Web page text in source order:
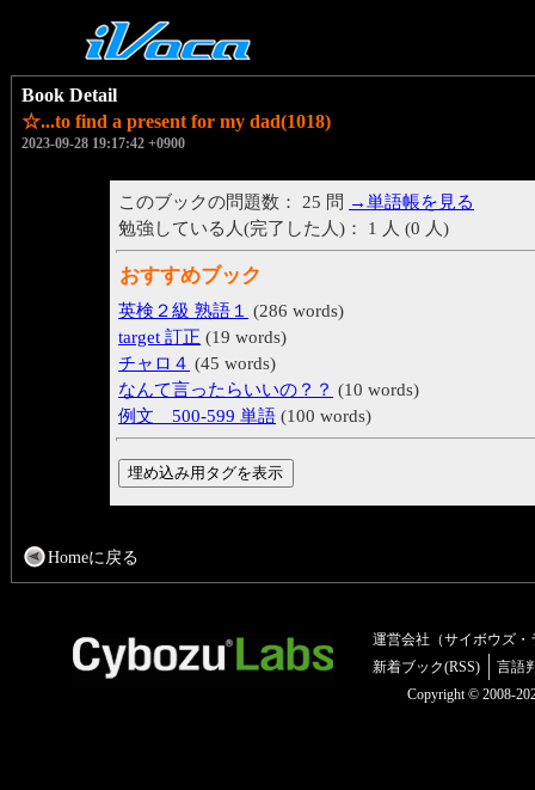
Book Detail
☆...to find a present for my dad(1018)
2023-09-28 19:17:42 +0900
このブックの問題数： 25 問 →単語帳を見る
勉強している人(完了した人)： 1 人 (0 人)
おすすめブック
英検２級 熟語１ (286 words)
target 訂正 (19 words)
チャロ４ (45 words)
なんて言ったらいいの？？ (10 words)
例文 500-599 単語 (100 words)
Homeに戻る
運営会社（サイボウズ・
新着ブック(RSS)
言語
Copyright © 2008-